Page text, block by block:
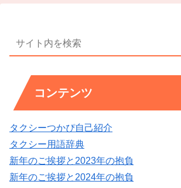
コンテンツ
タクシーつかぴ自己紹介
タクシー用語辞典
新年のご挨拶と2023年の抱負
新年のご挨拶と2024年の抱負